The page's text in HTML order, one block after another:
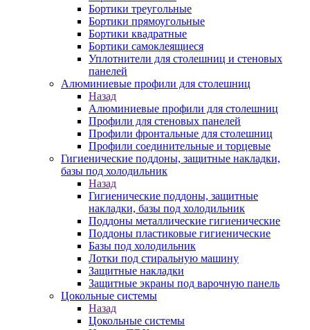
Бортики треугольные
Бортики прямоугольные
Бортики квадратные
Бортики самоклеящиеся
Уплотнители для столешниц и стеновых
панелей
Алюминиевые профили для столешниц
Назад
Алюминиевые профили для столешниц
Профили для стеновых панелей
Профили фронтальные для столешниц
Профили соединительные и торцевые
Гигиенические поддоны, защитные накладки,
базы под холодильник
Назад
Гигиенические поддоны, защитные
накладки, базы под холодильник
Поддоны металлические гигиенические
Поддоны пластиковые гигиенические
Базы под холодильник
Лотки под стиральную машину
Защитные накладки
Защитные экраны под варочную панель
Цокольные системы
Назад
Цокольные системы